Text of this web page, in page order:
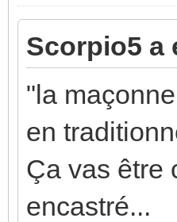
Scorpio5 a
"la
en
Ça vas être
encastré...